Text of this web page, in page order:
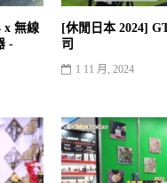
x 無線
-
[休閒日本 2024]
司
1 11 月, 2024